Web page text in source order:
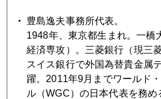
「コモディティー投資」にはご用心
2022年06月28日
ロシア産金禁輸の実効性を問う、
能性
豊島逸夫事務所代表。
1948年、東京都生まれ。一橋
経済専攻）。三菱銀行（現三
スイス銀行で外国為替貴金属
躍。2011年9月までワールド
ル（WGC）の日本代表を務